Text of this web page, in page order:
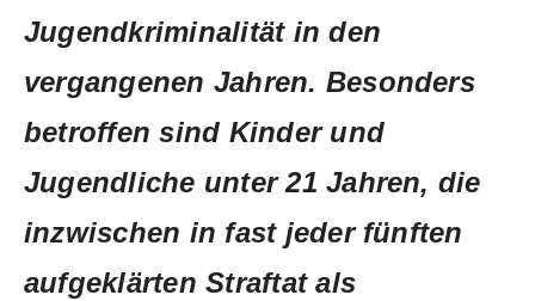
Jugendkriminalität in den
vergangenen Jahren. Besonders
betroffen sind Kinder und
Jugendliche unter 21 Jahren, die
inzwischen in fast jeder fünften
aufgeklärten Straftat als